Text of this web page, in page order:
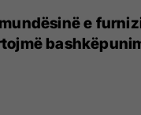
e